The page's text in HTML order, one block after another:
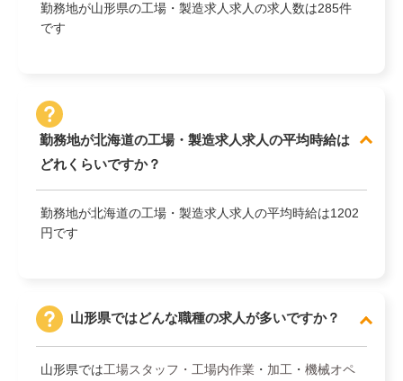
勤務地が山形県の工場・製造求人求人の求人数は285件
です
勤務地が北海道の工場・製造求人求人の平均時給は
どれくらいですか？
勤務地が北海道の工場・製造求人求人の平均時給は1202
円です
山形県ではどんな職種の求人が多いですか？
山形県では工場スタッフ・工場内作業 ・ 加工 ・ 機械オペ